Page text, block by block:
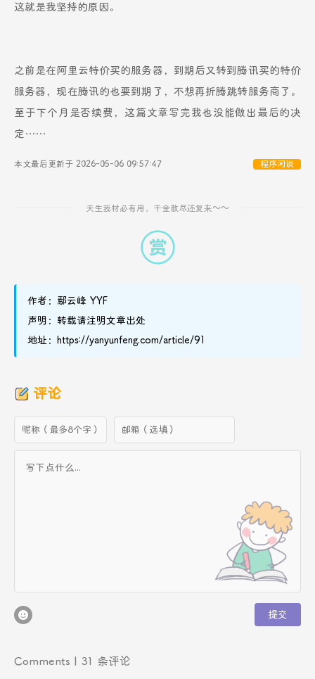
这就是我坚持的原因。
之前是在阿里云特价买的服务器，到期后又转到腾讯买的特价
服务器，现在腾讯的也要到期了，不想再折腾跳转服务商了。
至于下个月是否续费，这篇文章写完我也没能做出最后的决
定……
本文最后更新于 2026-05-06 09:57:47 程序闲谈
天生我材必有用，千金散尽还复来～～
作者：鄢云峰 YYF
声明：转载请注明文章出处
地址：https://yanyunfeng.com/article/91
评论
提交
Comments | 31 条评论